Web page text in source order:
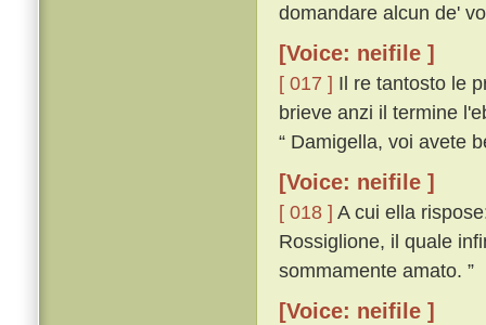
domandare alcun de'
[Voice: neifile ]
[ 017 ] Il re tantosto le
brieve anzi il termine
“ Damigella, voi avete
[Voice: neifile ]
[ 018 ] A cui ella
Rossiglione, il quale
sommamente amato. ”
[Voice: neifile ]